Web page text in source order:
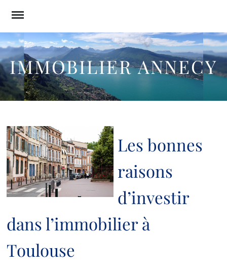
content
IMMOBILIER ANNECY
Les bonnes
raisons
d’investir
dans l’immobilier à
Toulouse